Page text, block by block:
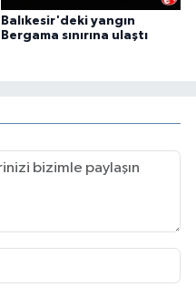
Balıkesir'deki yangın
Bergama sınırına ulaştı